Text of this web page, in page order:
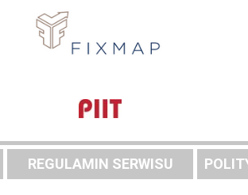
REGULAMIN SERWISU